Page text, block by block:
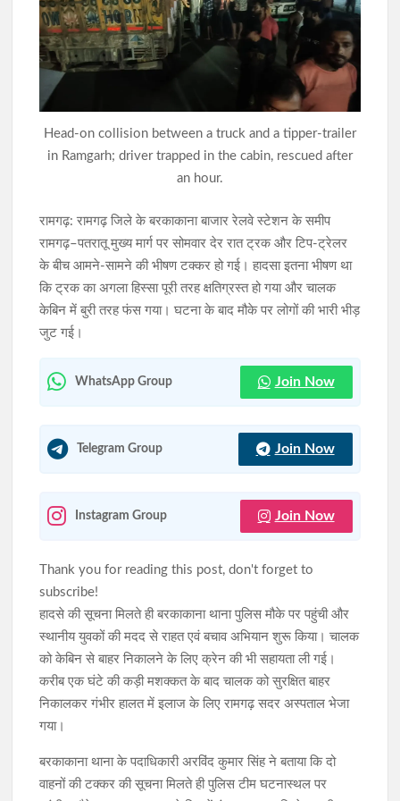
झारखंड में SIR के दौरान 63.24 लाख नोटिस जारी, रांची में सबसे अधिक
6.89 लाख मामले
JPSC-JSSC विवाद पर वाम छात्र संगठनों का शक्ति प्रदर्शन कल,
विधानसभा घेराव की तैयारी
Head-on collision between a truck and a tipper-trailer
in Ramgarh; driver trapped in the cabin, rescued after
an hour.
रामगढ़: रामगढ़ जिले के बरकाकाना बाजार रेलवे स्टेशन के समीप
रामगढ़–पतरातू मुख्य मार्ग पर सोमवार देर रात ट्रक और टिप-ट्रेलर
के बीच आमने-सामने की भीषण टक्कर हो गई। हादसा इतना भीषण था
कि ट्रक का अगला हिस्सा पूरी तरह क्षतिग्रस्त हो गया और चालक
केबिन में बुरी तरह फंस गया। घटना के बाद मौके पर लोगों की भारी भीड़
जुट गई।
WhatsApp Group Join Now
Telegram Group Join Now
Instagram Group Join Now
Thank you for reading this post, don't forget to
subscribe!
हादसे की सूचना मिलते ही बरकाकाना थाना पुलिस मौके पर पहुंची और
स्थानीय युवकों की मदद से राहत एवं बचाव अभियान शुरू किया। चालक
को केबिन से बाहर निकालने के लिए क्रेन की भी सहायता ली गई।
करीब एक घंटे की कड़ी मशक्कत के बाद चालक को सुरक्षित बाहर
निकालकर गंभीर हालत में इलाज के लिए रामगढ़ सदर अस्पताल भेजा
गया।
बरकाकाना थाना के पदाधिकारी अरविंद कुमार सिंह ने बताया कि दो
वाहनों की टक्कर की सूचना मिलते ही पुलिस टीम घटनास्थल पर